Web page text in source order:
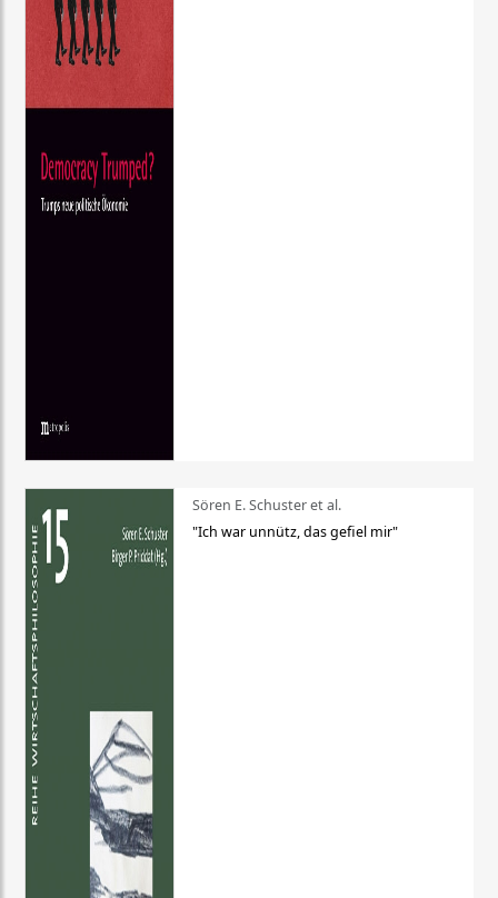
Sören E. Schuster et al.
"Ich war unnütz, das gefiel mir"